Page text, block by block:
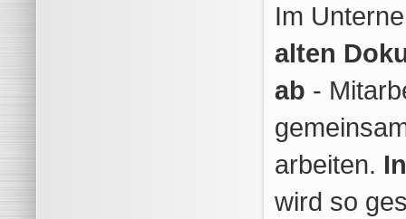
Im
alten
ab -
arbeiten.
wird so